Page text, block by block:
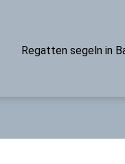
Regatten segeln in